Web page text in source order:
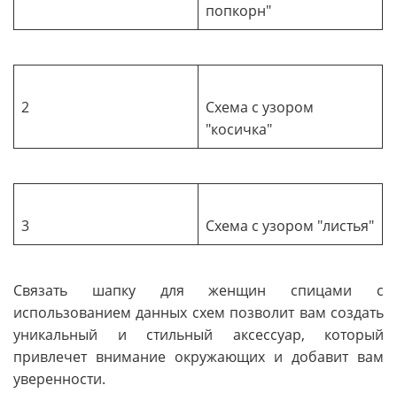
попкорн"
2
Схема с узором
"косичка"
3 Схема с узором "листья"
Связать шапку для женщин спицами с
использованием данных схем позволит вам создать
уникальный и стильный аксессуар, который
привлечет внимание окружающих и добавит вам
уверенности.